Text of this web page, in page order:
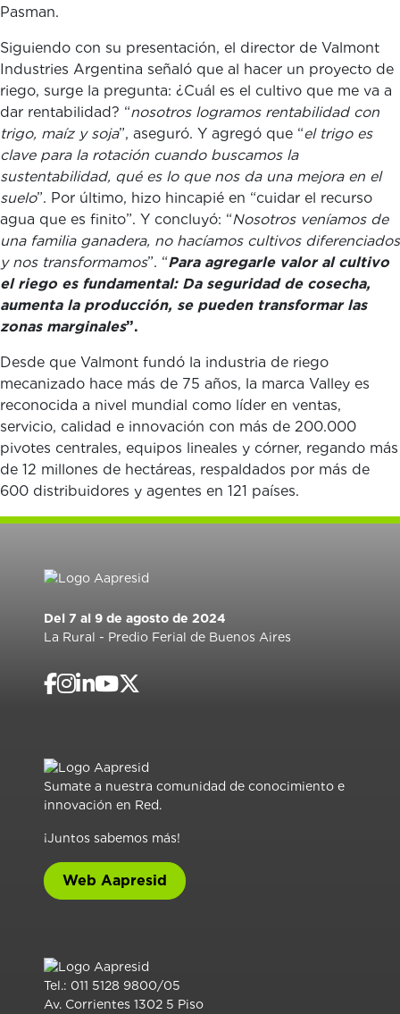
Siguiendo con su presentación, el director de Valmont
Industries Argentina señaló que al hacer un proyecto de
riego, surge la pregunta: ¿Cuál es el cultivo que me va a
dar rentabilidad? “nosotros logramos rentabilidad con
trigo, maíz y soja”, aseguró. Y agregó que “el trigo es
clave para la rotación cuando buscamos la
sustentabilidad, qué es lo que nos da una mejora en el
suelo”. Por último, hizo hincapié en “cuidar el recurso
agua que es finito”. Y concluyó: “Nosotros veníamos de
una familia ganadera, no hacíamos cultivos diferenciados
y nos transformamos”. “Para agregarle valor al cultivo
el riego es fundamental: Da seguridad de cosecha,
aumenta la producción, se pueden transformar las
zonas marginales”.
Desde que Valmont fundó la industria de riego
mecanizado hace más de 75 años, la marca Valley es
reconocida a nivel mundial como líder en ventas,
servicio, calidad e innovación con más de 200.000
pivotes centrales, equipos lineales y córner, regando más
de 12 millones de hectáreas, respaldados por más de
600 distribuidores y agentes en 121 países.
Del 7 al 9 de agosto de 2024
La Rural - Predio Ferial de Buenos Aires
Sumate a nuestra comunidad de conocimiento e
innovación en Red.
¡Juntos sabemos más!
Web Aapresid
Tel.: 011 5128 9800/05
Av. Corrientes 1302 5 Piso